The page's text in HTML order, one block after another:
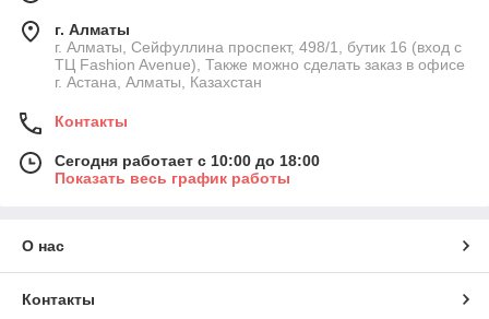
г. Алматы
г. Алматы, Сейфуллина проспект, 498/1, бутик 16 (вход с
ТЦ Fashion Avenue), Также можно сделать заказ в офисе
г. Астана, Алматы, Казахстан
Контакты
Сегодня работает с 10:00 до 18:00
Показать весь график работы
О нас
Контакты